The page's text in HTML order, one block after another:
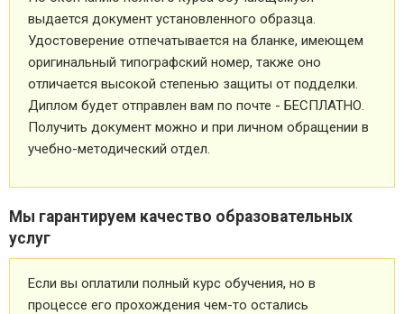
выдается документ установленного образца.
Удостоверение отпечатывается на бланке, имеющем
оригинальный типографский номер, также оно
отличается высокой степенью защиты от подделки.
Диплом будет отправлен вам по почте - БЕСПЛАТНО.
Получить документ можно и при личном обращении в
учебно-методический отдел.
Мы гарантируем качество образовательных
услуг
Если вы оплатили полный курс обучения, но в
процессе его прохождения чем-то остались